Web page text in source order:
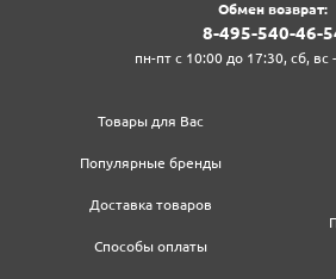
Обмен возврат:
8‍-4‍9‍5‍-5‍4‍0‍-4‍6‍-
пн-пт с 10:00 до 17:30, сб,
Товары для Вас
Популярные бренды
Доставка товаров
Способы оплаты